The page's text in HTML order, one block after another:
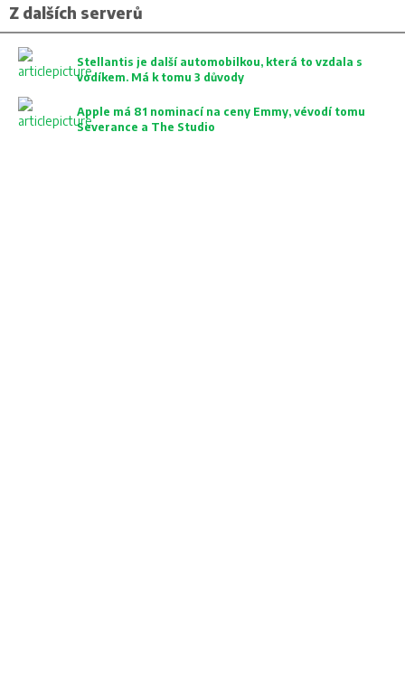
Z dalších serverů
Stellantis je další automobilkou, která to vzdala s
vodíkem. Má k tomu 3 důvody
Apple má 81 nominací na ceny Emmy, vévodí tomu
Severance a The Studio